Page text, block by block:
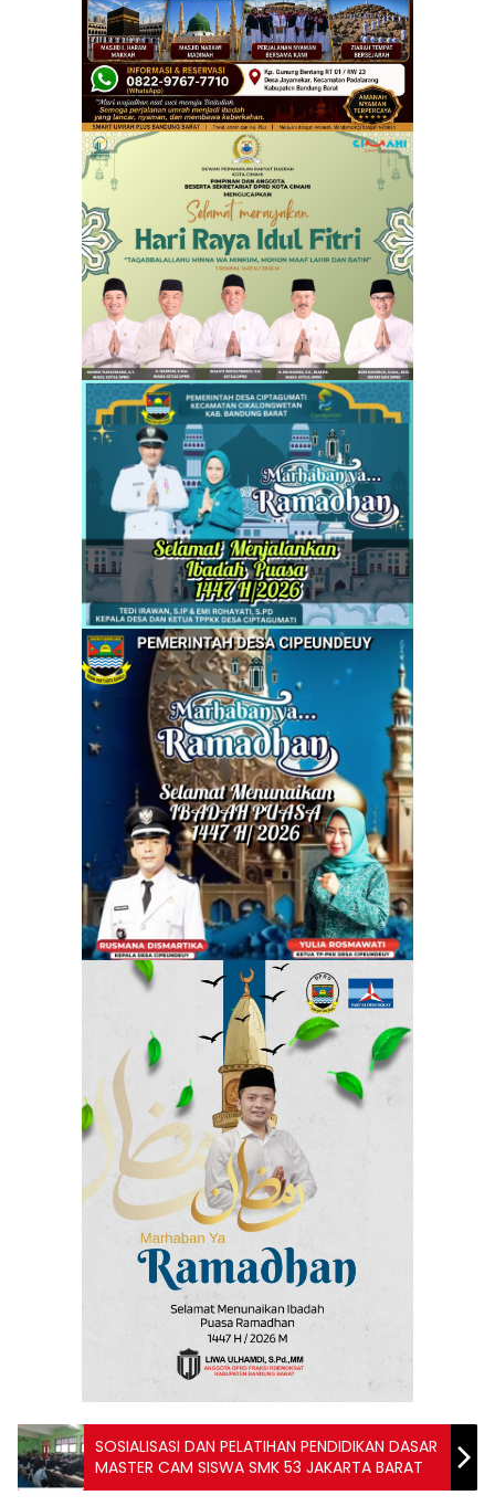
SOSIALISASI DAN PELATIHAN PENDIDIKAN DASAR
MASTER CAM SISWA SMK 53 JAKARTA BARAT